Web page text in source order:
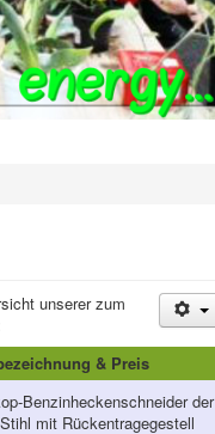
unserer zum
& Preis
Benzinheckenschneider der
mit Rückentragegestell